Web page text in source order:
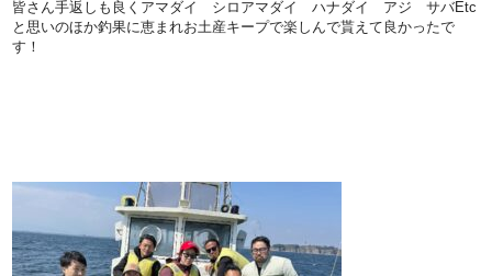
皆さん手返しも良くアマダイ シロアマダイ ハナダイ アジ サバEtc
と思いのほか釣果に恵まれお土産キープで楽しんで貰えて良かったで
す！